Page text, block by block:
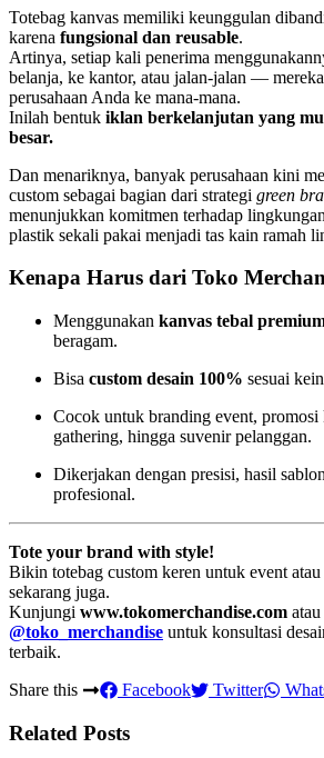
Totebag kanvas memiliki keunggulan
karena fungsional dan reusable.
Artinya, setiap kali penerima
belanja, ke kantor, atau jalan-jalan —
perusahaan Anda ke mana-mana.
Inilah bentuk iklan berkelanjutan yang
besar.
Dan menariknya, banyak perusahaan kini
custom sebagai bagian dari strategi green
menunjukkan komitmen terhadap
plastik sekali pakai menjadi tas kain ramah
Kenapa Harus dari Toko
Menggunakan kanvas tebal
beragam.
Bisa custom desain 100% sesuai
Cocok untuk branding event, promosi
gathering, hingga suvenir pelanggan.
Dikerjakan dengan presisi, hasil
profesional.
Tote your brand with style!
Bikin totebag custom keren untuk event atau
sekarang juga.
Kunjungi www.tokomerchandise.com
@toko_merchandise untuk konsultasi
terbaik.
Share this
Facebook Twitter
Related Posts